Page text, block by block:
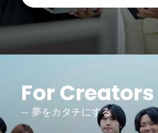
For Creators
夢をカタチにする